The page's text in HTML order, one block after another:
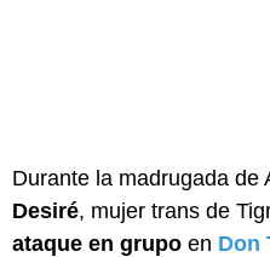
Durante la madrugada de
Desiré, mujer trans de
ataque en grupo en Don